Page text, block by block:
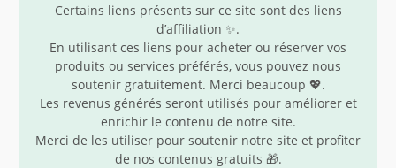
Certains liens présents sur ce site sont des liens
d’affiliation ✨.
En utilisant ces liens pour acheter ou réserver vos
produits ou services préférés, vous pouvez nous
soutenir gratuitement. Merci beaucoup 💖.
Les revenus générés seront utilisés pour améliorer et
enrichir le contenu de notre site.
Merci de les utiliser pour soutenir notre site et profiter
de nos contenus gratuits 🎁.